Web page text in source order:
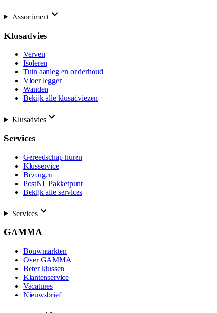
Assortiment
Klusadvies
Verven
Isoleren
Tuin aanleg en onderhoud
Vloer leggen
Wanden
Bekijk alle klusadviezen
Klusadvies
Services
Gereedschap huren
Klusservice
Bezorgen
PostNL Pakketpunt
Bekijk alle services
Services
GAMMA
Bouwmarkten
Over GAMMA
Beter klussen
Klantenservice
Vacatures
Nieuwsbrief